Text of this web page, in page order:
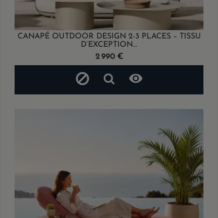
CANAPÉ OUTDOOR DESIGN 2-3 PLACES – TISSU
D’EXCEPTION...
Prix
2 990 €
